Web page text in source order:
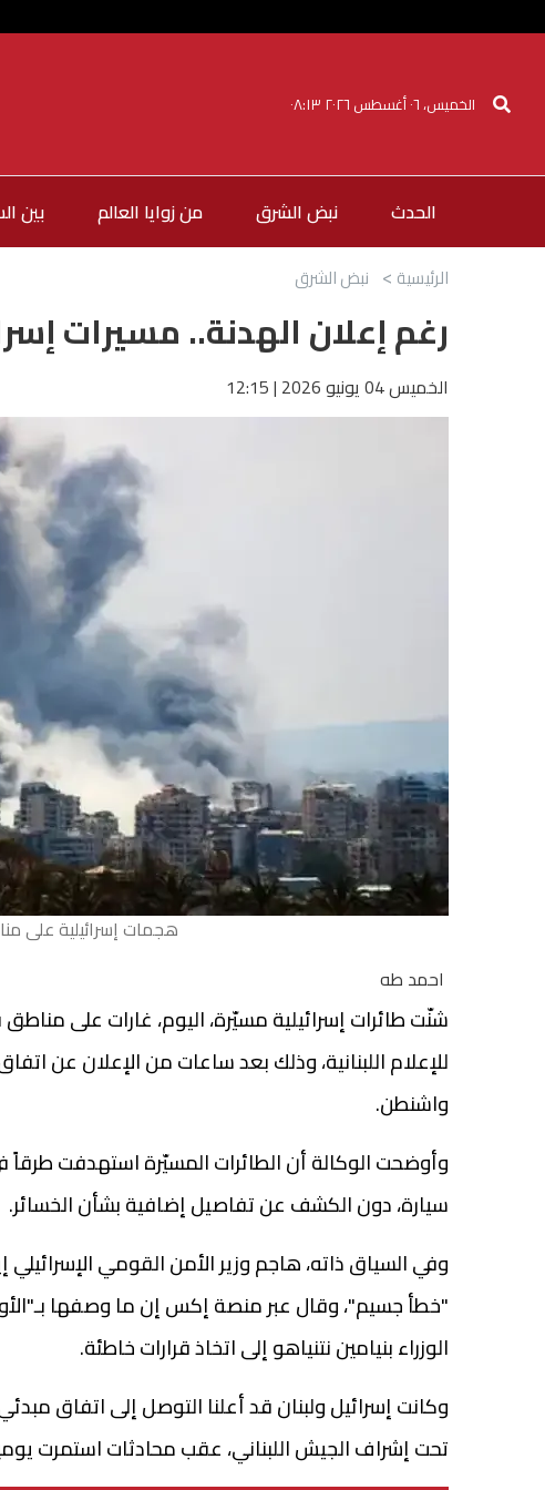
الخميس، ٠٦ أغسطس ٢٠٢٦ ٠٨:١٣
الحدث نبض الشرق من زوايا العالم بين
الرئيسية نبض الشرق
رغم إعلان الهدنة.. مسيرات
الخميس 04 يونيو 2026 | 12:15
هجمات إسرائيلية على
احمد طه
شنّت طائرات إسرائيلية مسيّرة، اليوم، غارات على
للإعلام اللبنانية، وذلك بعد ساعات من الإعلان عن
واشنطن.
وأوضحت الوكالة أن الطائرات المسيّرة استهدفت
سيارة، دون الكشف عن تفاصيل إضافية بشأن الخسائر.
وفي السياق ذاته، هاجم وزير الأمن القومي الإسرائيلي
"خطأ جسيم"، وقال عبر منصة إكس إن ما وصفها
الوزراء بنيامين نتنياهو إلى اتخاذ قرارات خاطئة.
وكانت إسرائيل ولبنان قد أعلنا التوصل إلى اتفاق
تحت إشراف الجيش اللبناني، عقب محادثات استمرت